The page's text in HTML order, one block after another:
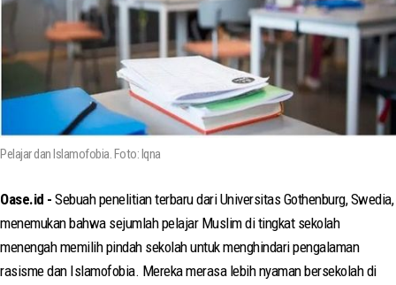
Pelajar dan Islamofobia. Foto: Iqna
Oase.id - Sebuah penelitian terbaru dari Universitas Gothenburg, Swedia,
menemukan bahwa sejumlah pelajar Muslim di tingkat sekolah
menengah memilih pindah sekolah untuk menghindari pengalaman
rasisme dan Islamofobia. Mereka merasa lebih nyaman bersekolah di